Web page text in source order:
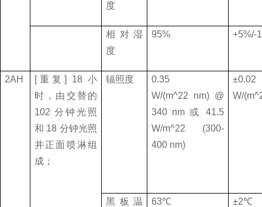
度
相对湿
度
95% +5%/-
2AH [重复 ] 18 小
时，由交替的
102 分钟光照
和 18 分钟光照
并正面喷淋组
成；
辐照度
0.35
W/(m^22 nm) @
340 nm 或 41.5
W/m^22 (300-
400 nm)
±0.02
W/
黑板温
63℃ ±2℃